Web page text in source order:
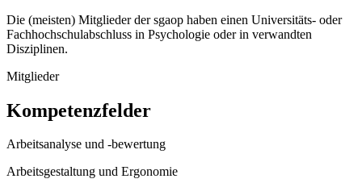
Die (meisten) Mitglieder der sgaop haben einen Universitäts- oder
Fachhochschulabschluss in Psychologie oder in verwandt­en
Disziplinen.
Mitglieder
Kompetenzfelder
Arbeitsanalyse und -bewertung
Arbeitsgestaltung und Ergonomie